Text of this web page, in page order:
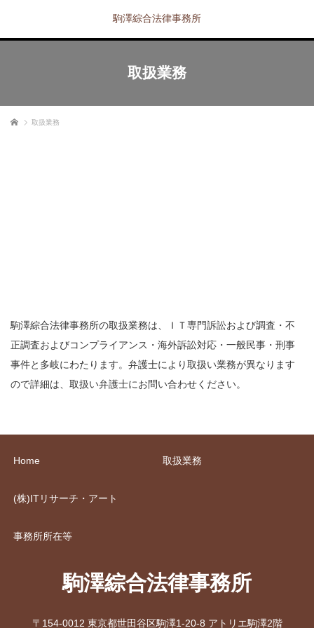
駒澤綜合法律事務所
取扱業務
ホーム 取扱業務
駒澤綜合法律事務所の取扱業務は、ＩＴ専門訴訟および調査・不
正調査およびコンプライアンス・海外訴訟対応・一般民事・刑事
事件と多岐にわたります。弁護士により取扱い業務が異なります
ので詳細は、取扱い弁護士にお問い合わせください。
Home 取扱業務
(株)ITリサーチ・アート
事務所所在等
駒澤綜合法律事務所
〒154-0012 東京都世田谷区駒澤1-20-8 アトリエ駒澤2階